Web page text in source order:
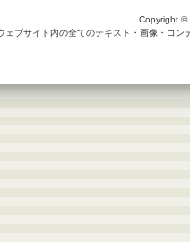
Copyright ©
ェブサイト内の全てのテキスト・画像・コ